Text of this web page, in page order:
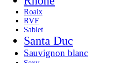
Roaix
RVF
Sablet
Santa Duc
Sauvignon blanc